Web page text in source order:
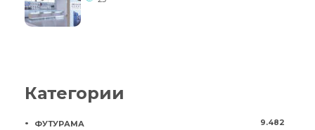
Категории
ФУТУРАМА 9.482